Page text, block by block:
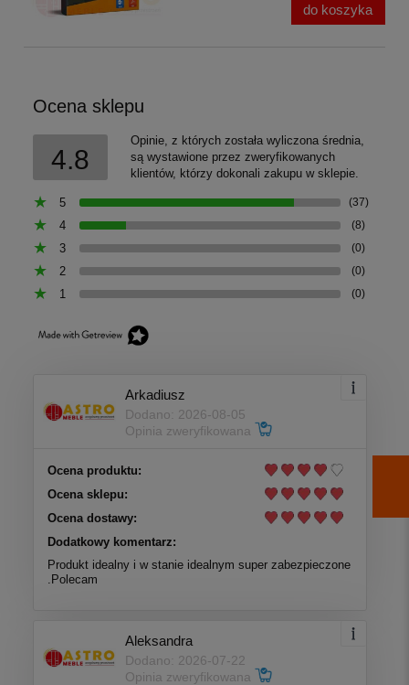
do koszyka
Ocena sklepu
4.8
Opinie, z których została wyliczona średnia,
są wystawione przez zweryfikowanych
klientów, którzy dokonali zakupu w sklepie.
5 (37)
4 (8)
3 (0)
2 (0)
1 (0)
Arkadiusz
Dodano: 2026-08-05
Opinia zweryfikowana
Ocena produktu:
Ocena sklepu:
Ocena dostawy:
Dodatkowy komentarz:
Produkt idealny i w stanie idealnym super zabezpieczone
.Polecam
Aleksandra
Dodano: 2026-07-22
Opinia zweryfikowana